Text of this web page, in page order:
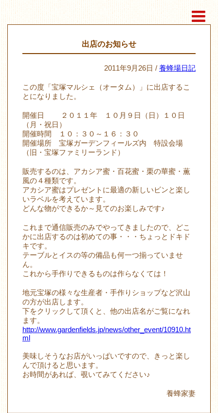
出店のお知らせ
2011年9月26日 / 養蜂場日記
この度「宝塚マルシェ（オータム）」に出店するこ
とになりました。
開催日 ２０１１年 １０月９日（日）１０日
（月・祝日）
開催時間 １０：３０～１６：３０
開催場所 宝塚ガーデンフィールズ内 特設会場
（旧・宝塚ファミリーランド）
販売するのは、アカシア蜜・百花蜜・栗の華蜜・薫
風の４種類です。
アカシア蜜はプレゼントに最適の新しいビンと楽し
いラベルを考えています。
どんな物ができるか～見てのお楽しみです♪
これまで通信販売のみでやってきましたので、どこ
かに出店するのは初めての事・・・ちょっとドキド
キです。
テーブルとイスの等の備品も何一つ揃っていませ
ん。
これから手作りできるものは作らなくては！
地元宝塚の様々な生産者・手作りショップなど沢山
の方が出店します。
下をクリックして頂くと、他の出店名がご覧になれ
ます。
http://www.gardenfields.jp/news/other_event/10910.ht
ml
美味しそうなお店がいっぱいですので、きっと楽し
んで頂けると思います。
お時間があれば、覗いてみてください♪
養蜂家妻